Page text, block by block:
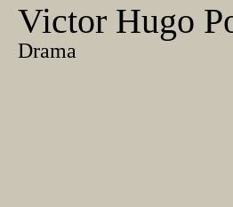
Victor Hugo
Drama